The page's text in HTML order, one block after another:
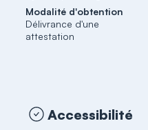
Modalité d'obtention
Délivrance d'une
attestation
Accessibilité